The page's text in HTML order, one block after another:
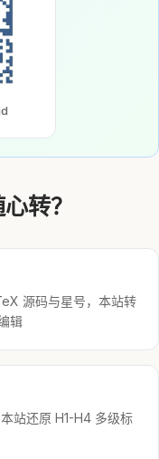
转？
源码与星号，本站转
辑
站还原 H1-H4 多级标